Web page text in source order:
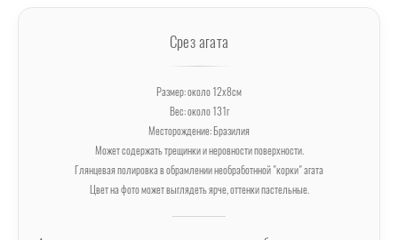
Срез агата
Размер: около 12х8см
Вес: около 131г
Месторождение: Бразилия
Может содержать трещинки и неровности поверхности.
Глянцевая полировка в обрамлении необработнной "корки" агата
Цвет на фото может выглядеть ярче, оттенки пастельные.